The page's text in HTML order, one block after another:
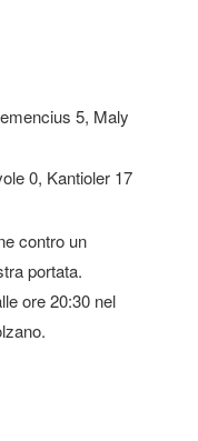
5, Maly
0, Kantioler 17
contro un
portata.
ore 20:30 nel